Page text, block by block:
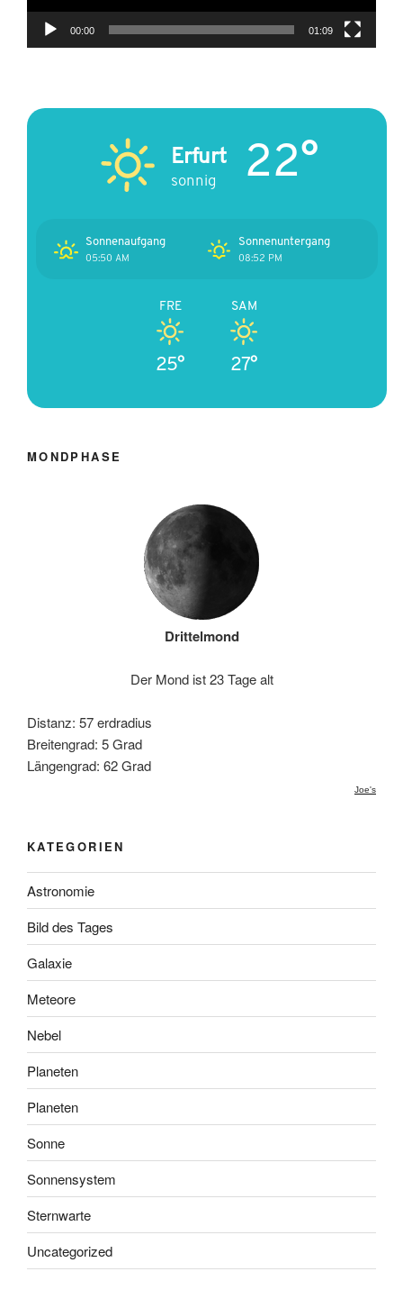
00:00 01:09
Erfurt
sonnig 22°
Sonnenaufgang
05:50 AM
Sonnenuntergang
08:52 PM
FRE
25°
SAM
27°
MONDPHASE
Drittelmond
Der Mond ist 23 Tage alt
Distanz: 57 erdradius
Breitengrad: 5 Grad
Längengrad: 62 Grad
Joe's
KATEGORIEN
Astronomie
Bild des Tages
Galaxie
Meteore
Nebel
Planeten
Planeten
Sonne
Sonnensystem
Sternwarte
Uncategorized